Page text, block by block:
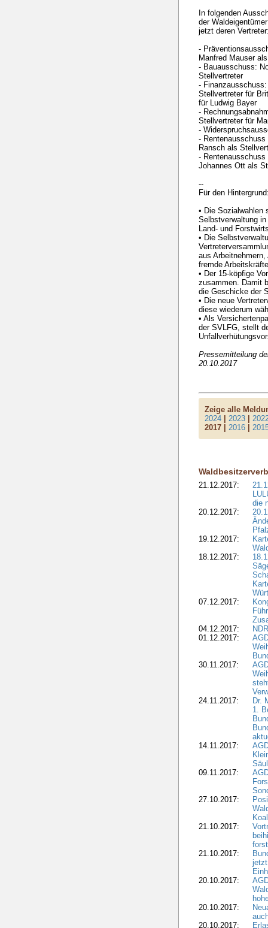
In folgenden
der
jetzt deren
-
Manfred Mauser
- Bauausschuss:
Stellvertreter
-
Stellvertreter für
für Ludwig Bayer
-
Stellvertreter für
-
-
Ransch als
- Rentenausschuss
Johannes Ott als
--
Für den
• Die Sozialwahlen
Selbstverwaltung
Land- und
• Die
aus
fremde
• Der 15-köpfige
zusammen. Damit
die Geschicke der
• Die neue
diese wiederum
• Als
der SVLFG, stellt
Pressemitteilung
20.10.2017
Zeige alle
2024 |2023 |
2017 |2016 |
21.12.2017:
die
20.12.2017:
19.12.2017:
18.12.2017:
07.12.2017:
04.12.2017:
01.12.2017:
30.11.2017:
24.11.2017:
Dr.
1.
14.11.2017:
09.11.2017:
27.10.2017:
21.10.2017:
21.10.2017:
20.10.2017:
20.10.2017:
20.10.2017: